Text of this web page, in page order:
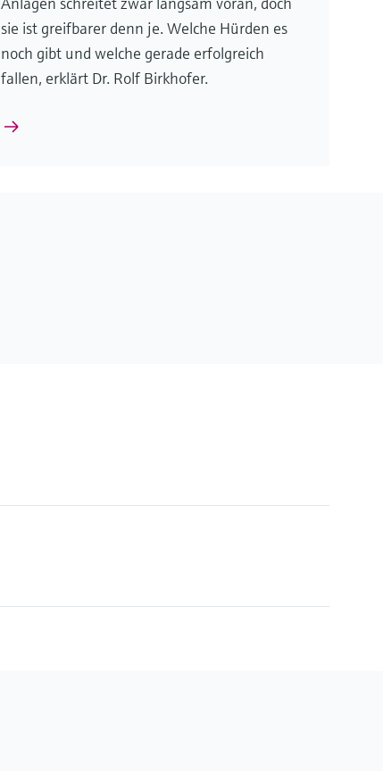
sie ist greifbarer denn je. Welche Hürden es
noch gibt und welche gerade erfolgreich
fallen, erklärt Dr. Rolf Birkhofer.